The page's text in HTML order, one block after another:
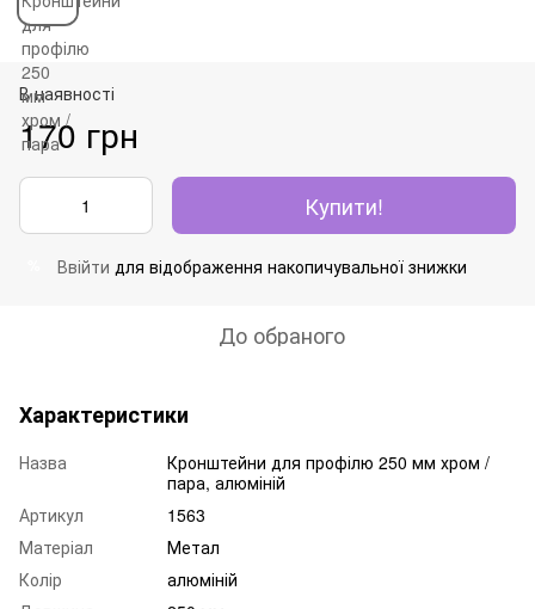
В наявності
170 грн
Купити!
Ввійти для відображення накопичувальної знижки
До обраного
Характеристики
Назва
Кронштейни для профілю 250 мм хром /
пара, алюміній
Артикул
1563
Матеріал
Метал
Колір
алюміній